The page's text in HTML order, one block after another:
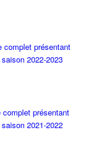
complet présentant
2022-2023
complet présentant
2021-2022